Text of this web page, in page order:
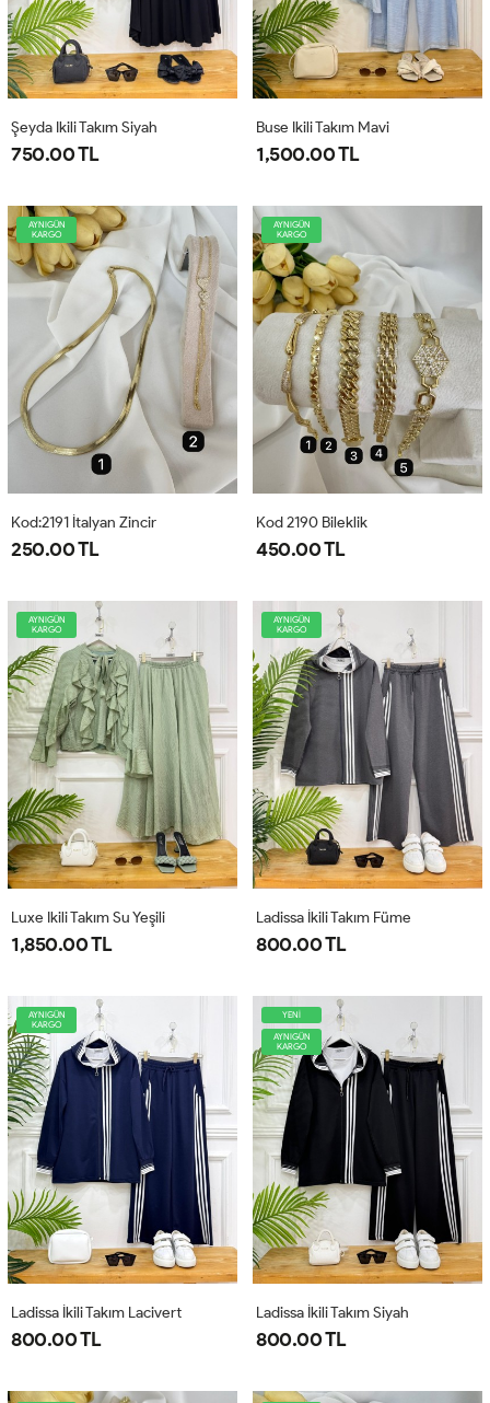
Şeyda Ikili Takım Siyah
750.00 TL
Buse Ikili Takım Mavi
1,500.00 TL
AYNIGÜN
KARGO
Kod:2191 İtalyan Zincir
250.00 TL
AYNIGÜN
KARGO
Kod 2190 Bileklik
450.00 TL
AYNIGÜN
KARGO
Luxe Ikili Takım Su Yeşili
1,850.00 TL
AYNIGÜN
KARGO
Ladissa İkili Takım Füme
800.00 TL
AYNIGÜN
KARGO
Ladissa İkili Takım Lacivert
800.00 TL
YENİ
AYNIGÜN
KARGO
Ladissa İkili Takım Siyah
800.00 TL